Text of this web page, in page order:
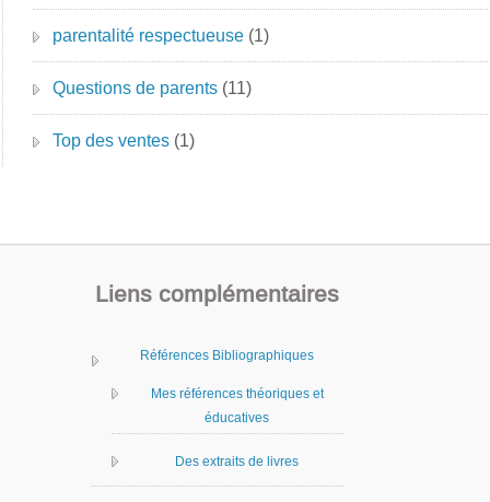
parentalité respectueuse (1)
Questions de parents (11)
Top des ventes (1)
Liens complémentaires
Références Bibliographiques
Mes références théoriques et
éducatives
Des extraits de livres